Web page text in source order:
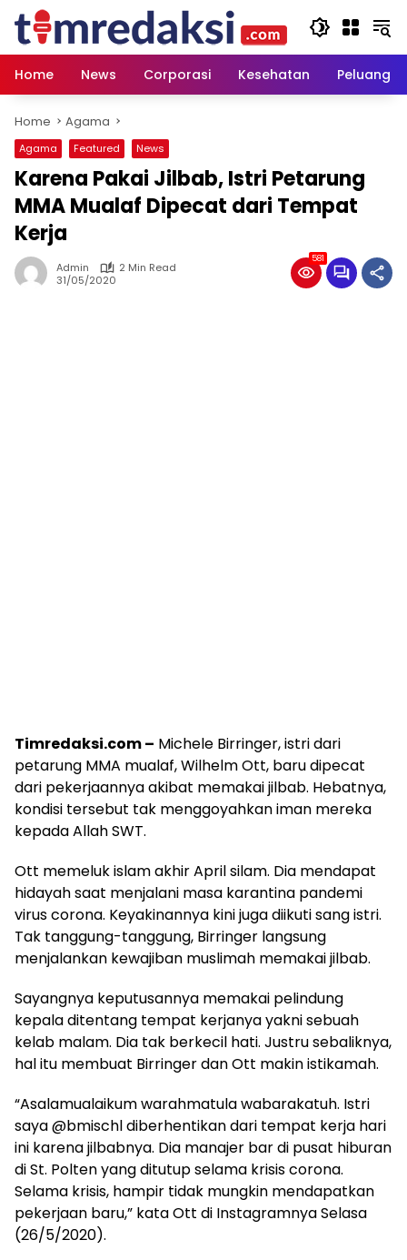
content
Home
News Corporasi Kesehatan Peluang
Home Agama
Agama Featured News
Karena Pakai Jilbab, Istri Petarung
MMA Mualaf Dipecat dari Tempat
Kerja
Admin
2 Min Read
31/05/2020
581
Timredaksi.com – Michele Birringer, istri dari
petarung MMA mualaf, Wilhelm Ott, baru dipecat
dari pekerjaannya akibat memakai jilbab. Hebatnya,
kondisi tersebut tak menggoyahkan iman mereka
kepada Allah SWT.
Ott memeluk islam akhir April silam. Dia mendapat
hidayah saat menjalani masa karantina pandemi
virus corona. Keyakinannya kini juga diikuti sang istri.
Tak tanggung-tanggung, Birringer langsung
menjalankan kewajiban muslimah memakai jilbab.
Sayangnya keputusannya memakai pelindung
kepala ditentang tempat kerjanya yakni sebuah
kelab malam. Dia tak berkecil hati. Justru sebaliknya,
hal itu membuat Birringer dan Ott makin istikamah.
“Asalamualaikum warahmatula wabarakatuh. Istri
saya @bmischl diberhentikan dari tempat kerja hari
ini karena jilbabnya. Dia manajer bar di pusat hiburan
di St. Polten yang ditutup selama krisis corona.
Selama krisis, hampir tidak mungkin mendapatkan
pekerjaan baru,” kata Ott di Instagramnya Selasa
(26/5/2020).